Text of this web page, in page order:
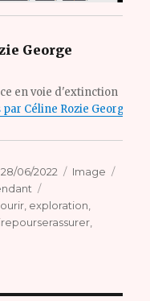
George
en voie d'extinction
Céline Rozie George
Publié
le
28/06/2022 Format
Image
exploration